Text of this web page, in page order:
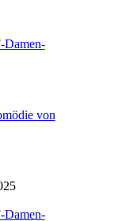
Damen-
von
Damen-